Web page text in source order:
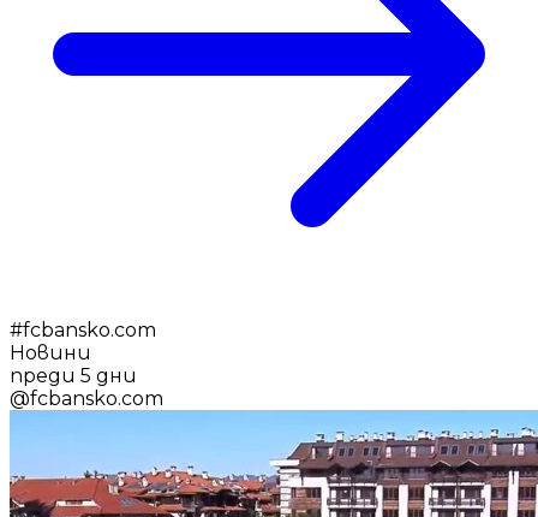
#fcbansko.com
Новини
преди 5 дни
@fcbansko.com